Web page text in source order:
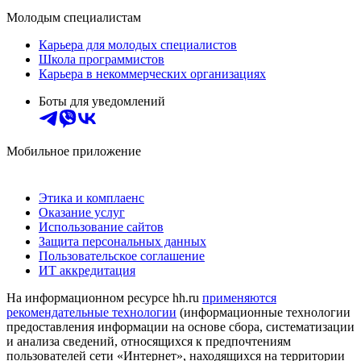
Молодым специалистам
Карьера для молодых специалистов
Школа программистов
Карьера в некоммерческих организациях
Боты для уведомлений
Мобильное приложение
Этика и комплаенс
Оказание услуг
Использование сайтов
Защита персональных данных
Пользовательское соглашение
ИТ аккредитация
На информационном ресурсе hh.ru применяются
рекомендательные технологии (информационные технологии
предоставления информации на основе сбора, систематизации
и анализа сведений, относящихся к предпочтениям
пользователей сети «Интернет», находящихся на территории